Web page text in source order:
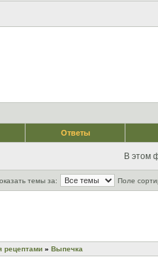
Ответы
В этом
темы за: Поле
рецептами » Выпечка